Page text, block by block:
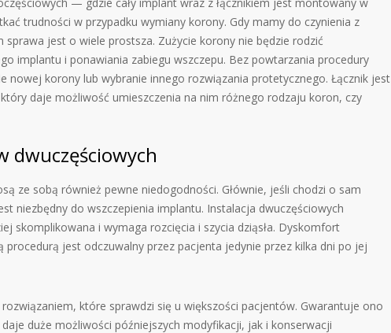
trudności w przypadku wymiany korony. Gdy mamy do czynienia z
jest o wiele prostsza. Zużycie korony nie będzie rodzić
implantu i ponawiania zabiegu wszczepu. Bez powtarzania procedury
nowej korony lub wybranie innego rozwiązania protetycznego. Łącznik jest
daje możliwość umieszczenia na nim różnego rodzaju koron, czy
dwuczęściowych
ze sobą również pewne niedogodności. Głównie, jeśli chodzi o sam
niezbędny do wszczepienia implantu. Instalacja dwuczęściowych
skomplikowana i wymaga rozcięcia i szycia dziąsła. Dyskomfort
procedurą jest odczuwalny przez pacjenta jedynie przez kilka dni po jej
które sprawdzi się u większości pacjentów. Gwarantuje ono
duże możliwości późniejszych modyfikacji, jak i konserwacji